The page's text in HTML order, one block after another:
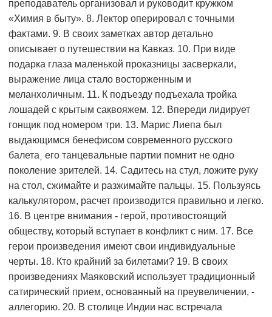
преподаватель организовал и руководит кружком
«Химия в быту». 8. Лектор оперировал с точными
фактами. 9. В своих заметках автор детально
описывает о путешествии на Кавказ. 10. При виде
подарка глаза маленькой проказницы засверкали,
выражение лица стало восторженным и
меланхоличным. 11. К подъезду подъехала тройка
лошадей с крытым саквояжем. 12. Впереди лидирует
гонщик под номером три. 13. Марис Лиепа был
выдающимся бенефисом современного русского
балета͵ его танцевальные партии помнит не одно
поколение зрителей. 14. Садитесь на стул, ложите руку
на стол, сжимайте и разжимайте пальцы. 15. Пользуясь
калькулятором, расчет производится правильно и легко.
16. В центре внимания - герой, противостоящий
обществу, который вступает в конфликт с ним. 17. Все
герои произведения имеют свои индивидуальные
черты. 18. Кто крайний за билетами? 19. В своих
произведениях Маяковский использует традиционный
сатирический прием, основанный на преувеличении, -
аллегорию. 20. В столице Индии нас встречала